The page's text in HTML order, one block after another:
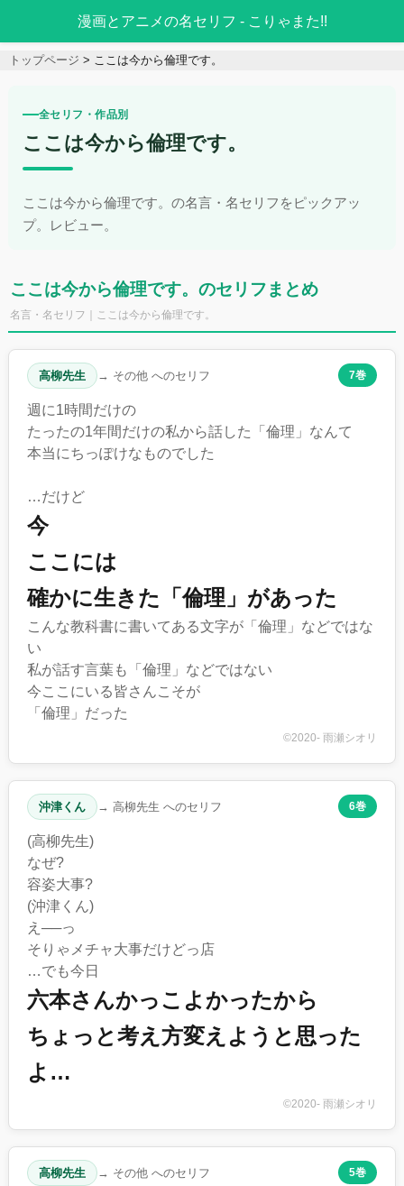
漫画とアニメの名セリフ - こりゃまた!!
トップページ ここは今から倫理です。
全セリフ・作品別
ここは今から倫理です。
ここは今から倫理です。の名言・名セリフをピックアッ
プ。レビュー。
ここは今から倫理です。のセリフまとめ
名言・名セリフ｜ここは今から倫理です。
高柳先生 → その他 へのセリフ 7巻
週に1時間だけの
たったの1年間だけの私から話した「倫理」なんて
本当にちっぽけなものでした
…だけど
今
ここには
確かに生きた「倫理」があった
こんな教科書に書いてある文字が「倫理」などではな
い
私が話す言葉も「倫理」などではない
今ここにいる皆さんこそが
「倫理」だった
©2020- 雨瀬シオリ
沖津くん → 高柳先生 へのセリフ 6巻
(高柳先生)
なぜ?
容姿大事?
(沖津くん)
え──っ
そりゃメチャ大事だけどっ店
…でも今日
六本さんかっこよかったから
ちょっと考え方変えようと思った
よ…
©2020- 雨瀬シオリ
高柳先生 → その他 へのセリフ 5巻